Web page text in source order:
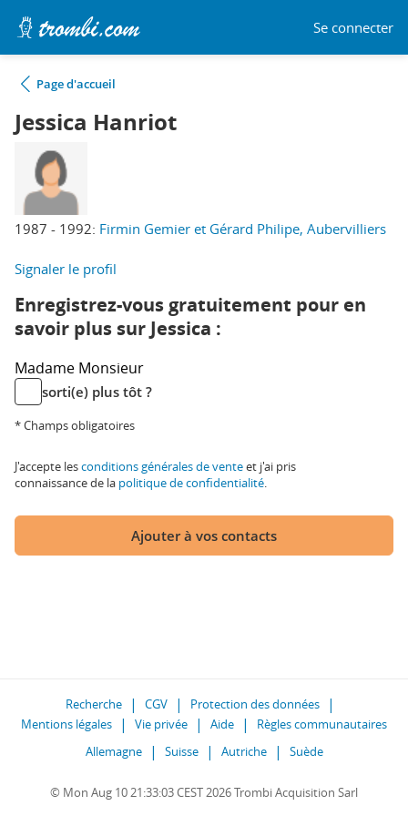
Se connecter
Page d'accueil
Jessica Hanriot
1987 - 1992: Firmin Gemier et Gérard Philipe, Aubervilliers
Signaler le profil
Enregistrez-vous gratuitement pour en
savoir plus sur Jessica :
Madame Monsieur
sorti(e) plus tôt ?
* Champs obligatoires
J'accepte lesconditions générales de venteet j'ai pris
connaissance de la politique de confidentialité.
Ajouter à vos contacts
Recherche CGV
Protection des données
Mentions légales
Vie privée Aide
Règles communautaires
Allemagne
Suisse Autriche Suède
© Mon Aug 10 21:33:03 CEST 2026 Trombi Acquisition Sarl